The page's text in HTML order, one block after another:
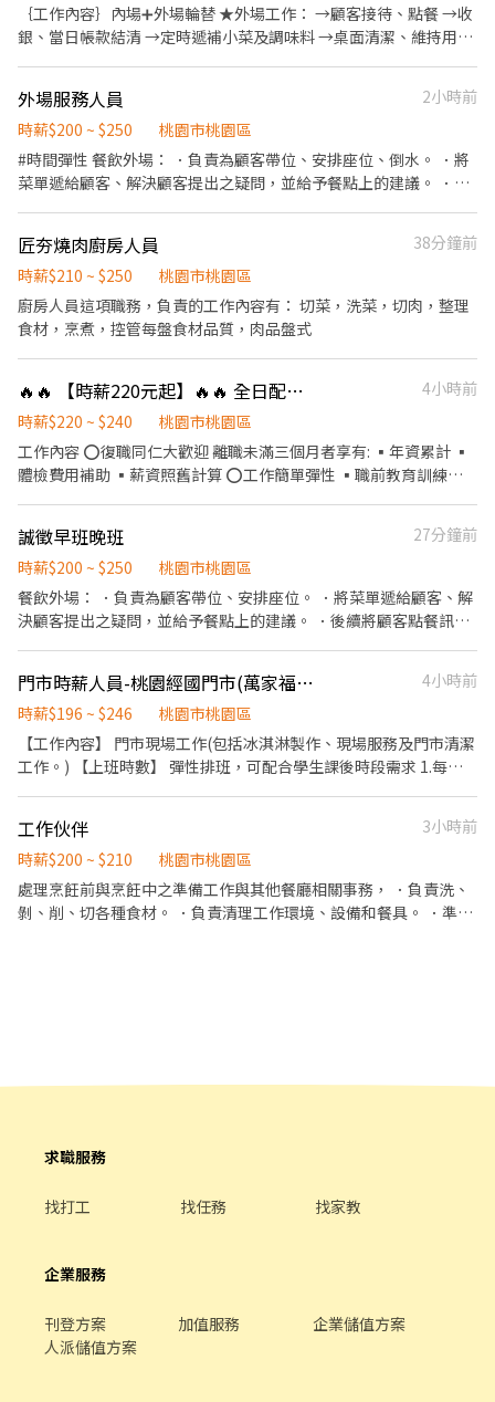
｛工作內容｝內場➕外場輪替 ★外場工作： →顧客接待、點餐 →收
銀、當日帳款結清 →定時遞補小菜及調味料 →桌面清潔、維持用餐
其他工作： →店長、代行交代事務
外場服務人員
2小時前
時薪$200 ~ $250
桃園市桃園區
#時間彈性 餐飲外場： ．負責為顧客帶位、安排座位、倒水。 ．將
菜單遞給顧客、解決顧客提出之疑問，並給予餐點上的建議。 ．後
環境。 ．並負責結帳、收銀等工作。
匠夯燒肉廚房人員
38分鐘前
時薪$210 ~ $250
桃園市桃園區
廚房人員這項職務，負責的工作內容有： 切菜，洗菜，切肉，整理
食材，烹煮，控管每盤食材品質，肉品盤式
🔥🔥 【時薪220元起】🔥🔥 全日配合長期工讀-【日商壽司郎🌏】壽司郎桃園國際路
4小時前
時薪$220 ~ $240
桃園市桃園區
工作內容 ⭕復職同仁大歡迎 離職未滿三個月者享有: ▪年資累計 ▪
體檢費用補助 ▪薪資照舊計算 ⭕工作簡單彈性 ▪職前教育訓練，
帶客入座→介紹、服務→商品提供→食材補充→確認結帳金額→收
銀結帳 等 ▪內場 商品進貨、準備、整理→料理製作→提供餐點→餐
具清洗→庫存盤點、出貨 等 ⭕獎金福利 ▪生日禮券 ▪不定期活動
競賽獎金 ▪一年4次考核及調薪 ⭕企業魅力 ▪「以人為本」注重團
如：成本控管及數據分析等專業知識 ▪升遷快速且制度完善，依努
力及成果將有升遷加薪的機會 ▪享有完善的福利制度，加班費為
更多人有機會品嚐美味平價壽司，致力成為頂尖品牌 ⭕基本保障 ①
加班費(以5分鐘為單位計算) ②勞保、健保、意外險 ③每月提撥勞工
退休新制6% ④特休／年假按照勞基法規定 ⑤颱風天出勤津貼補助
⑥員工店內用餐折扣 ⑦提供員工制服 ⑧任職一年後提供免費健檢
供加班費 時薪制契約，薪資以該任職店鋪時薪為主 【介紹制度】 歡
迎介紹親朋好友一同任職，介紹獎金拿不完 依介紹職位及任職期間
不同，發放3000~5000元介紹獎金
誠徵早班晚班
27分鐘前
時薪$200 ~ $250
桃園市桃園區
餐飲外場： ．負責為顧客帶位、安排座位。 ．將菜單遞給顧客、解
決顧客提出之疑問，並給予餐點上的建議。 ．後續將顧客點餐訊息
內場： ．擔任廚師的助手，處理烹飪前與烹飪中之準備工作與其他
餐廳相關事務。 ．負責洗、剝、削、切各種食材。 ．負責清理工作
環境、設備和餐具。 ．準備不同餐點所需要的食材。 ．協助測量食
材的容量與重量。 ．負責擺盤、打包外帶服務。
門市時薪人員-桃園經國門市(萬家福經國店)
4小時前
時薪$196 ~ $246
桃園市桃園區
【工作內容】 門市現場工作(包括冰淇淋製作、現場服務及門市清潔
工作。) 【上班時數】 彈性排班，可配合學生課後時段需求 1.每週
學習訓練，來創造顧客無與倫比的冰淇淋體驗 1.新進學習訓練(教室
課程/實作課程訓練) 2.晉升訓練(時薪娛樂經理培訓課程) 【福利】
我們會依公司的經營成果，規劃員工福利讓夥伴和公司一起成長 1.
保險制度：勞保、健保、團保(意外險)、職災保險、退休金提撥6%
工作伙伴
3小時前
時薪$200 ~ $210
桃園市桃園區
處理烹飪前與烹飪中之準備工作與其他餐廳相關事務， ．負責洗、
剝、削、切各種食材。 ．負責清理工作環境、設備和餐具。 ．準備
求職服務
找打工 找任務 找家教
企業服務
刊登方案 加值服務
企業儲值方案
人派儲值方案